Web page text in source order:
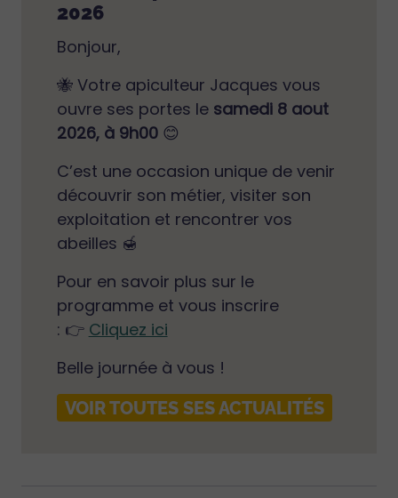
2026
Bonjour,
🐝 Votre apiculteur Jacques vous
ouvre ses portes le samedi 8 aout
2026, à 9h00😊
C’est une occasion unique de venir
découvrir son métier, visiter son
exploitation et rencontrer vos
abeilles 🍯
Pour en savoir plus sur le
programme et vous inscrire
: 👉 Cliquez ici
Belle journée à vous !
VOIR TOUTES SES ACTUALITÉS